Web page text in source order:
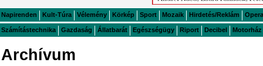
Napirenden Kult-Túra Vélemény Körkép Sport Mozaik Hirdetés/Reklám Opera
Számítástechnika Gazdaság Állatbarát Egészségügy Riport Decibel Motorház
Archívum